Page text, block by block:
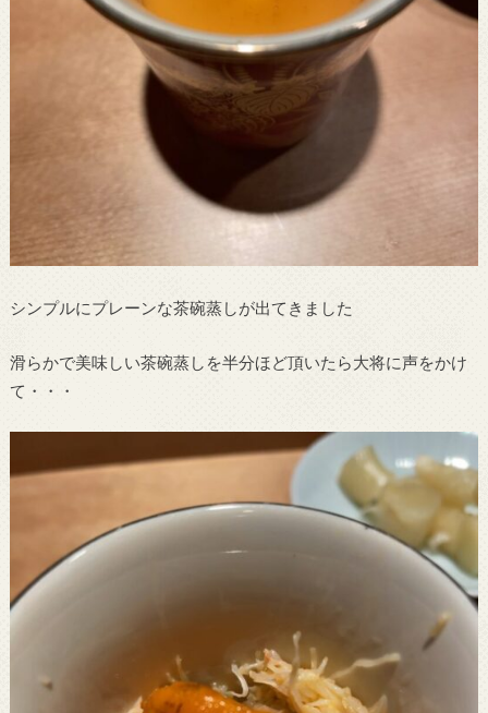
シンプルにプレーンな茶碗蒸しが出てきました
滑らかで美味しい茶碗蒸しを半分ほど頂いたら大将に声をかけ
て・・・